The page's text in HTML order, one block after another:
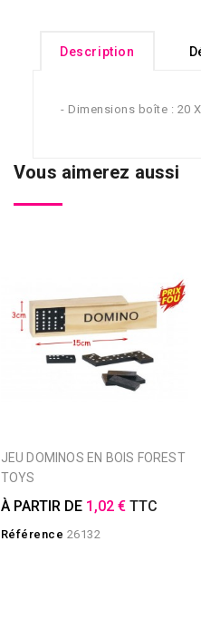
Description
- Dimensions boîte : 20
Vous aimerez aussi
JEU DOMINOS EN BOIS FOREST
TOYS
À PARTIR DE 1,02 € TTC
Référence 26132